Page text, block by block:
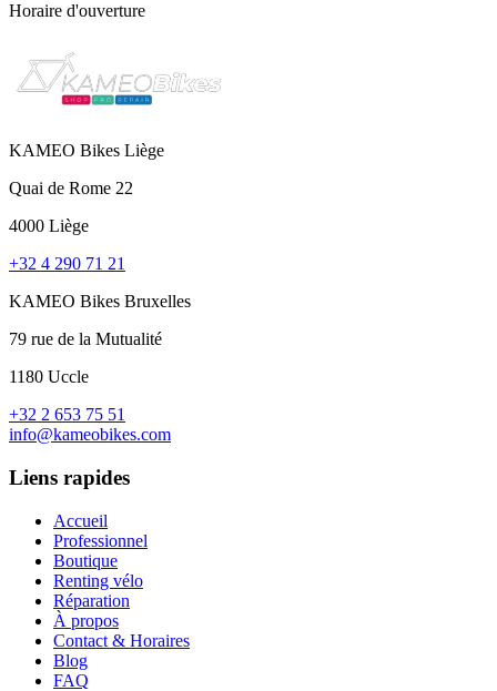
Horaire d'ouverture
KAMEO Bikes Liège
Quai de Rome 22
4000 Liège
+32 4 290 71 21
KAMEO Bikes Bruxelles
79 rue de la Mutualité
1180 Uccle
+32 2 653 75 51
info@kameobikes.com
Liens rapides
Accueil
Professionnel
Boutique
Renting vélo
Réparation
À propos
Contact & Horaires
Blog
FAQ